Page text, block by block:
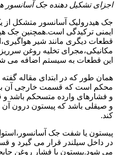
اجزای تشکیل دهنده جک آسانسور
جک هیدرولیک آسانسور متشکل از
ایمنی ترکیدگی است.همچنین جک
قطعات دیگری مانند شیر
مکانیکی،مجرای تخلیه روغن
این قطعات به سیستم اضافه می
همان طور که در ابتدای مقاله
محکم است که قسمت خارجی آن
و فشارهای وارده متسحکم باشد
و صیقلی باشد که پیستون درون
کند.
پیستون یا شفت جک
در داخل سیلندر قرار می گیرد و
می شود.پیستون با فشار روغن